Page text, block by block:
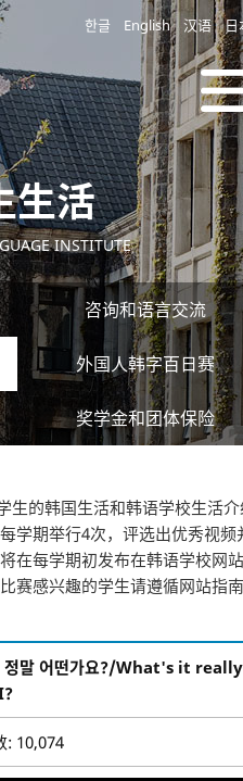
한글 English 汉语 日
生活
INSTITUTE
咨询和语言交流
外国人韩字百日赛
奖学金和团体保险
生的韩国生活和韩语学校生活
学期举行4次，评选出优秀视频
在每学期初发布在韩语学校网站
赛感兴趣的学生请遵循网站指
정말 어떤가요?/What's it really
10,074